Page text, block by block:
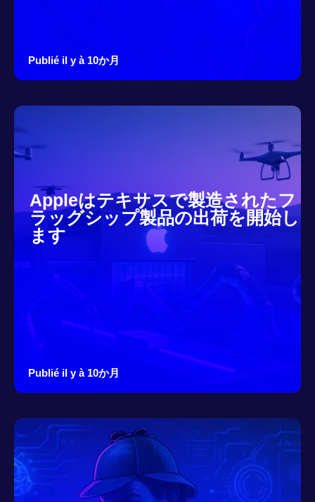
Publié il y à 10か月
Appleはテキサスで製造されたフ
ラッグシップ製品の出荷を開始し
ます
Publié il y à 10か月